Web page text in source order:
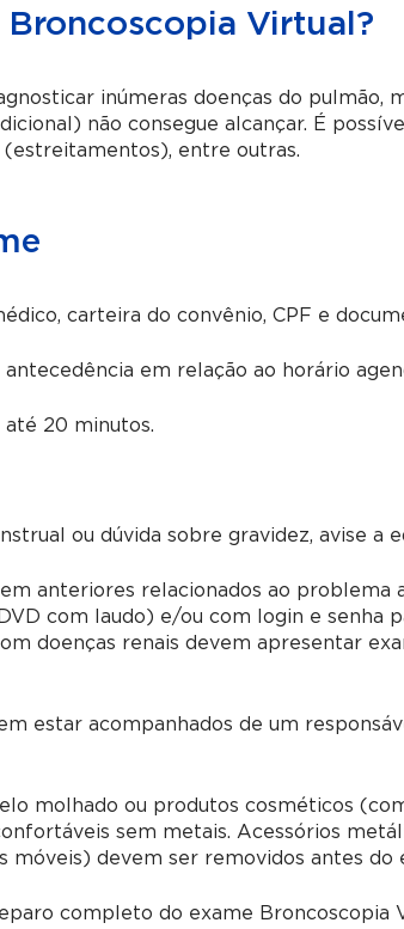
Broncoscopia Virtual?
inúmeras doenças do pulmão,
não consegue alcançar. É
entre outras.
carteira do convênio, CPF e
em relação ao horário
20 minutos.
ou dúvida sobre gravidez, avise a
anteriores relacionados ao problema
com laudo) e/ou com login e senha
doenças renais devem apresentar
estar acompanhados de um
molhado ou produtos cosméticos
sem metais. Acessórios
móveis) devem ser removidos antes do
completo do exame Broncoscopia